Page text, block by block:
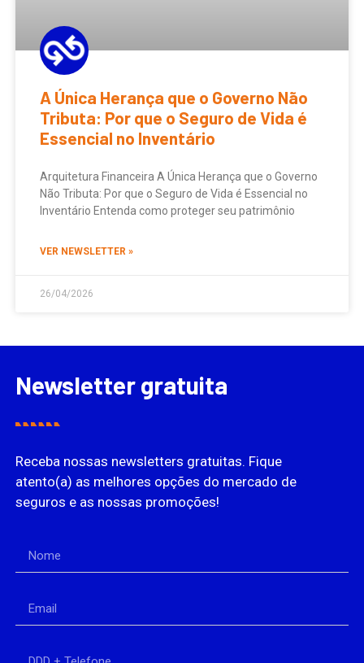
A Única Herança que o Governo Não
Tributa: Por que o Seguro de Vida é
Essencial no Inventário
Arquitetura Financeira A Única Herança que o Governo
Não Tributa: Por que o Seguro de Vida é Essencial no
Inventário Entenda como proteger seu patrimônio
VER NEWSLETTER »
26/04/2026
Newsletter gratuita
Receba nossas newsletters gratuitas. Fique
atento(a) as melhores opções do mercado de
seguros e as nossas promoções!